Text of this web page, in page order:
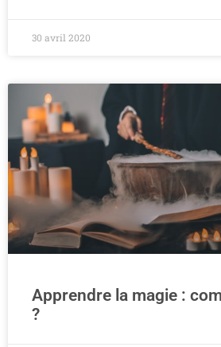
30 avril 2020
Apprendre la magie :
?